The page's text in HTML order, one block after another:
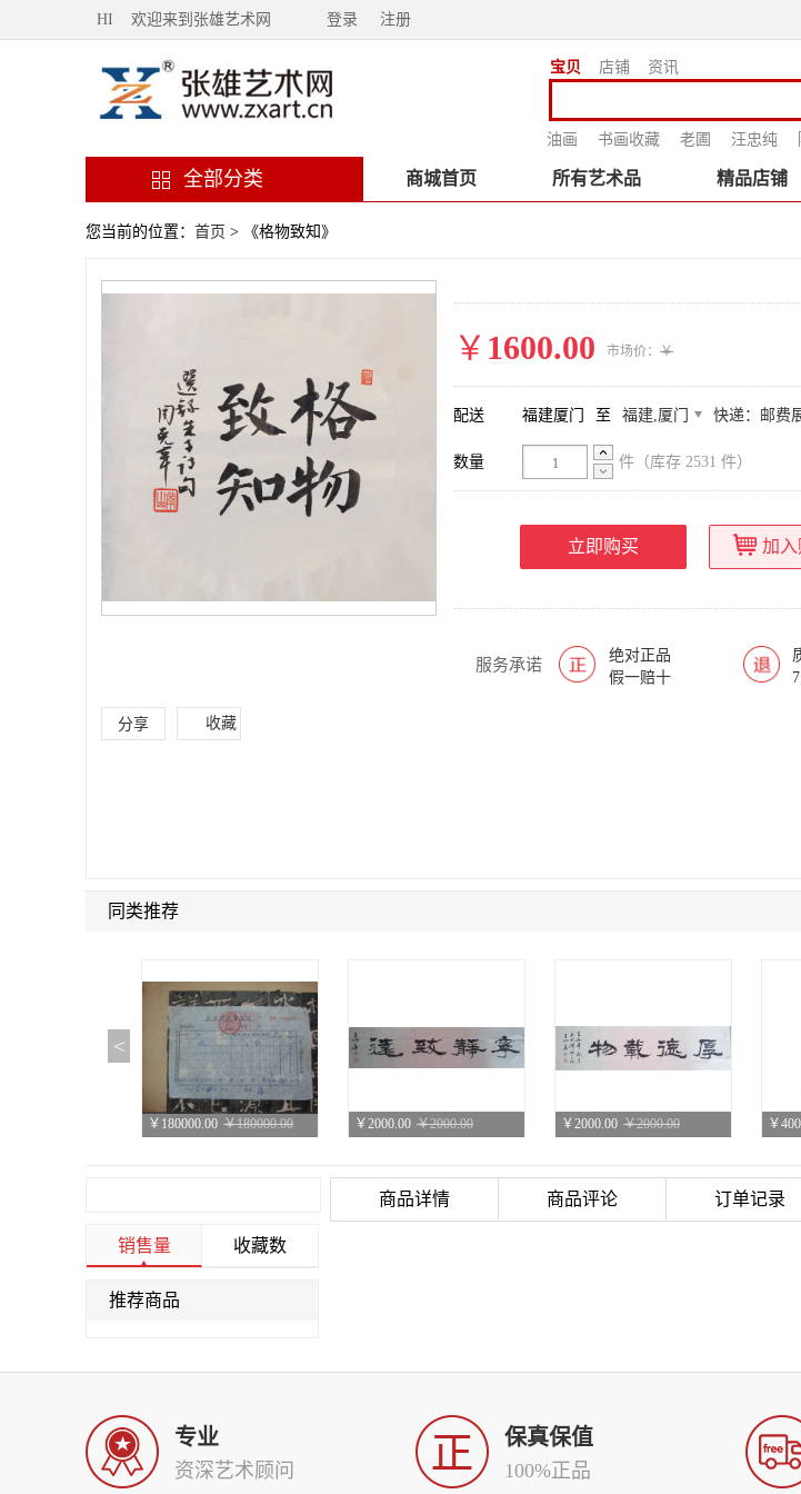
HI 欢迎来到张雄艺术网 登录 注册
宝贝 店铺 资讯
油画 书画收藏 老圃 汪忠纯
全部分类 商城首页 所有艺术品 精品店铺
您当前的位置： 首页 > 《格物致知》
分享 收藏
￥ 1600.00 市场价： ￥
配送 福建厦门 至 福建,厦门 快递：邮费
数量 件 （库存 2531 件）
立即购买 加入
服务承诺
绝对正品
假一赔十
同类推荐
￥180000.00 ￥180000.00
￥2000.00 ￥2000.00
￥2000.00 ￥2000.00
￥
议价
议价 议价 议价 议价
<
销售量 收藏数
推荐商品
商品详情 商品评论 订单记录
专业
资深艺术顾问
保真保值
100%正品